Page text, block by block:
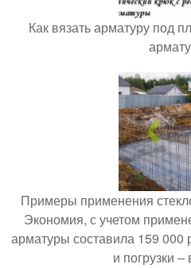
Как вязать арматуру под
Примеры применения
Экономия, с учетом
арматуры составила 159 000
и погрузки –